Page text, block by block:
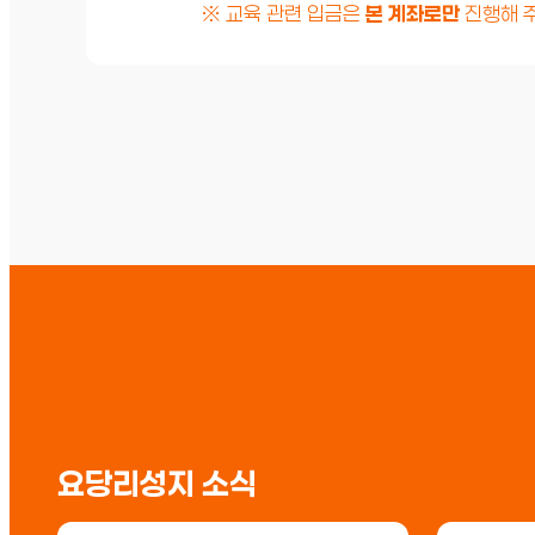
※ 교육 관련 입금은 본 계좌로만 진행해
요당리성지 소식